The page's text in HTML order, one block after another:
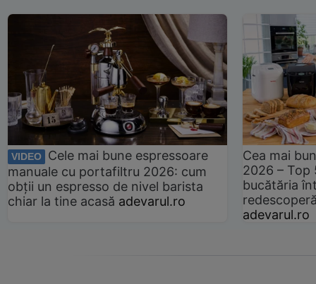
VIDEO
Cele mai bune espressoare
manuale cu portafiltru 2026: cum
obții un espresso de nivel barista
chiar la tine acasă adevarul.ro
Cea mai
2026 –
bucătăria
adevarul.ro